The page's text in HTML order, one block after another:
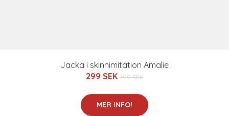
Jacka i skinnimitation Amalie
299 SEK 499 SEK
MER INFO!